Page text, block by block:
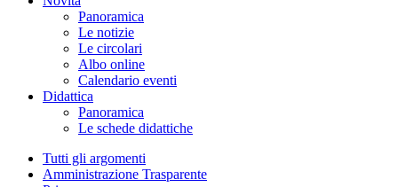
Panoramica
Le notizie
Le circolari
Albo online
Calendario eventi
Didattica
Panoramica
Le schede didattiche
Tutti gli argomenti
Amministrazione Trasparente